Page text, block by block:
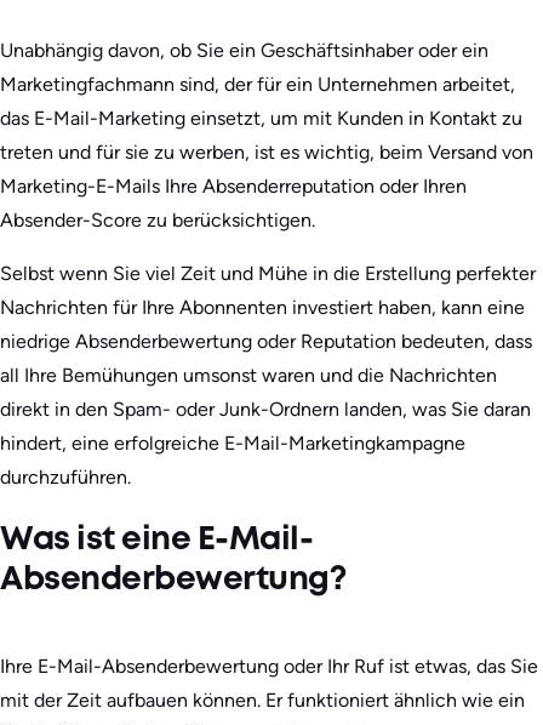
Unabhängig davon, ob Sie ein Geschäftsinhaber oder ein
Marketingfachmann sind, der für ein Unternehmen arbeitet,
das E-Mail-Marketing einsetzt, um mit Kunden in Kontakt zu
treten und für sie zu werben, ist es wichtig, beim Versand von
Marketing-E-Mails Ihre Absenderreputation oder Ihren
Absender-Score zu berücksichtigen.
Selbst wenn Sie viel Zeit und Mühe in die Erstellung perfekter
Nachrichten für Ihre Abonnenten investiert haben, kann eine
niedrige Absenderbewertung oder Reputation bedeuten, dass
all Ihre Bemühungen umsonst waren und die Nachrichten
direkt in den Spam- oder Junk-Ordnern landen, was Sie daran
hindert, eine erfolgreiche E-Mail-Marketingkampagne
durchzuführen.
Was ist eine E-Mail-
Absenderbewertung?
Ihre E-Mail-Absenderbewertung oder Ihr Ruf ist etwas, das Sie
mit der Zeit aufbauen können. Er funktioniert ähnlich wie ein